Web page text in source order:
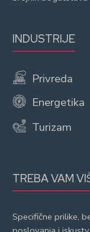
INDUSTRIJE
Privreda
Energetika
Turizam
TREBA VAM
Specifične prilike,